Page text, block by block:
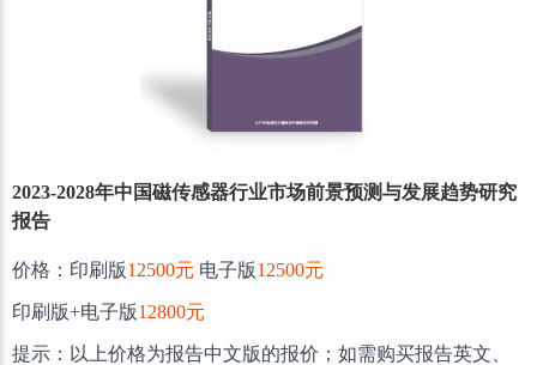
2023-2028年中国磁传感器行业市场前景预测与发展趋势研究
报告
价格：印刷版12500元 电子版12500元
印刷版+电子版12800元
提示：以上价格为报告中文版的报价；如需购买报告英文、